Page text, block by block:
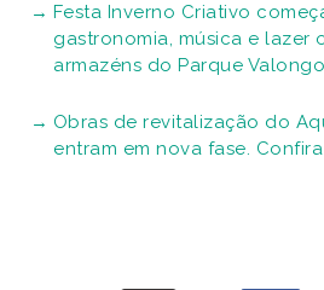
Festa Inverno Criativo
gastronomia, música e lazer
armazéns do Parque
Obras de revitalização do
entram em nova fase.